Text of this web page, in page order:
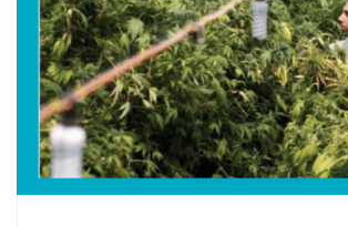
Nawet, jeśli nie uratujemy tym jeszcze całego
[…]